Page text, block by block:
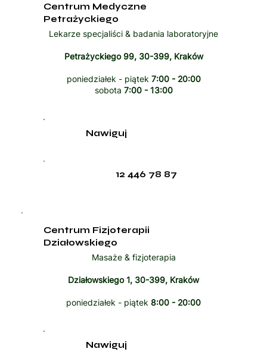
Centrum Medyczne
Petrażyckiego
Lekarze specjaliści & badania laboratoryjne
Petrażyckiego 99, 30-399, Kraków
poniedziałek - piątek 7:00 - 20:00
sobota 7:00 - 13:00
12 446 78 87
Nawiguj
Centrum Fizjoterapii
Działowskiego
Masaże & fizjoterapia
Działowskiego 1, 30-399, Kraków
poniedziałek - piątek 8:00 - 20:00
Nawiguj